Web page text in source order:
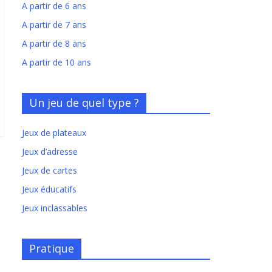
A partir de 6 ans
A partir de 7 ans
A partir de 8 ans
A partir de 10 ans
Un jeu de quel type ?
Jeux de plateaux
Jeux d’adresse
Jeux de cartes
Jeux éducatifs
Jeux inclassables
Pratique